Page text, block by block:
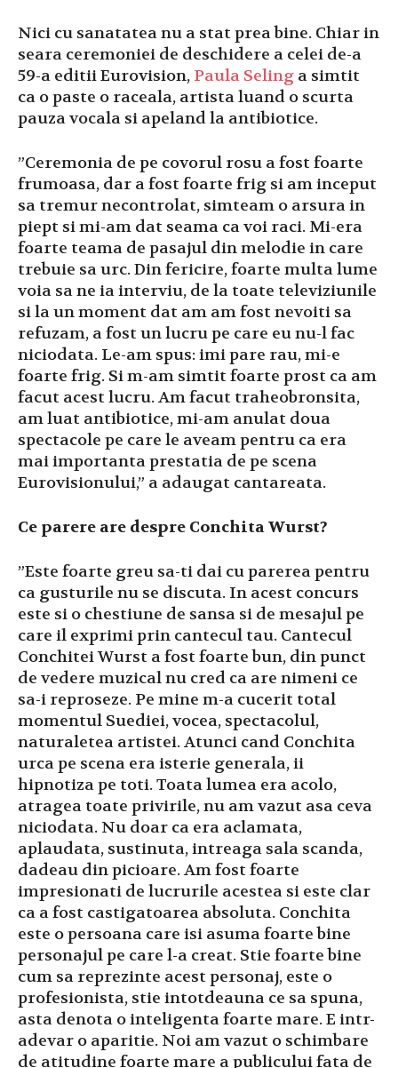
Nici cu sanatatea nu a stat prea bine. Chiar in
seara ceremoniei de deschidere a celei de-a
59-a editii Eurovision, Paula Seling a simtit
ca o paste o raceala, artista luand o scurta
pauza vocala si apeland la antibiotice.
”Ceremonia de pe covorul rosu a fost foarte
frumoasa, dar a fost foarte frig si am inceput
sa tremur necontrolat, simteam o arsura in
piept si mi-am dat seama ca voi raci. Mi-era
foarte teama de pasajul din melodie in care
trebuie sa urc. Din fericire, foarte multa lume
voia sa ne ia interviu, de la toate televiziunile
si la un moment dat am am fost nevoiti sa
refuzam, a fost un lucru pe care eu nu-l fac
niciodata. Le-am spus: imi pare rau, mi-e
foarte frig. Si m-am simtit foarte prost ca am
facut acest lucru. Am facut traheobronsita,
am luat antibiotice, mi-am anulat doua
spectacole pe care le aveam pentru ca era
mai importanta prestatia de pe scena
Eurovisionului,” a adaugat cantareata.
Ce parere are despre Conchita Wurst?
”Este foarte greu sa-ti dai cu parerea pentru
ca gusturile nu se discuta. In acest concurs
este si o chestiune de sansa si de mesajul pe
care il exprimi prin cantecul tau. Cantecul
Conchitei Wurst a fost foarte bun, din punct
de vedere muzical nu cred ca are nimeni ce
sa-i reproseze. Pe mine m-a cucerit total
momentul Suediei, vocea, spectacolul,
naturaletea artistei. Atunci cand Conchita
urca pe scena era isterie generala, ii
hipnotiza pe toti. Toata lumea era acolo,
atragea toate privirile, nu am vazut asa ceva
niciodata. Nu doar ca era aclamata,
aplaudata, sustinuta, intreaga sala scanda,
dadeau din picioare. Am fost foarte
impresionati de lucrurile acestea si este clar
ca a fost castigatoarea absoluta. Conchita
este o persoana care isi asuma foarte bine
personajul pe care l-a creat. Stie foarte bine
cum sa reprezinte acest personaj, este o
profesionista, stie intotdeauna ce sa spuna,
asta denota o inteligenta foarte mare. E intr-
adevar o aparitie. Noi am vazut o schimbare
de atitudine foarte mare a publicului fata de